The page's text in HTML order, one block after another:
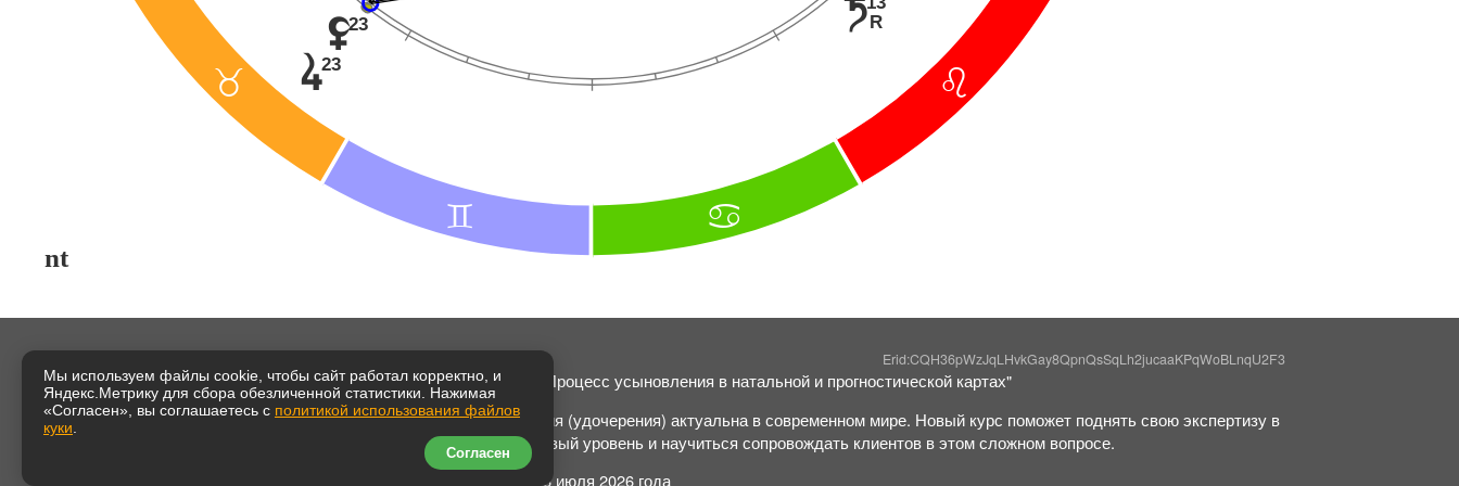
<
= >
?
z23
s23
tR
nt
Erid:CQH36pWzJqLHvkGay8QpnQsSqLh2jucaaKPqWoBLnqU2F3
Таша Игошина: "Процесс усыновления в натальной и прогностической картах"
Тема усыновления (удочерения) актуальна в современном мире. Новый курс поможет поднять свою экспертизу в
астрологии на новый уровень и научиться сопровождать клиентов в этом сложном вопросе.
Начало курса: 16 июля 2026 года
Мы используем файлы cookie, чтобы сайт работал корректно, и
Яндекс.Метрику для сбора обезличенной статистики. Нажимая
«Согласен», вы соглашаетесь с политикой использования файлов
куки
Согласен